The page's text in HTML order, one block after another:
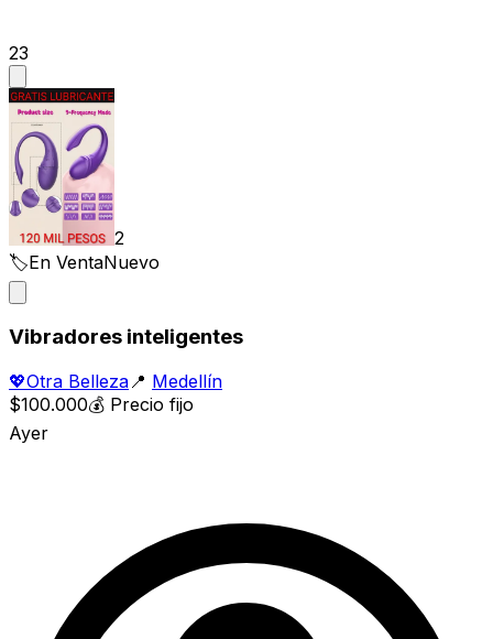
23
2
🏷️En VentaNuevo
Vibradores inteligentes
💖Otra Belleza 📍 Medellín
$100.000💰 Precio fijo
Ayer